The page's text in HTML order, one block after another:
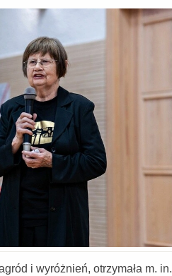
i wyróżnień, otrzymała m. in.